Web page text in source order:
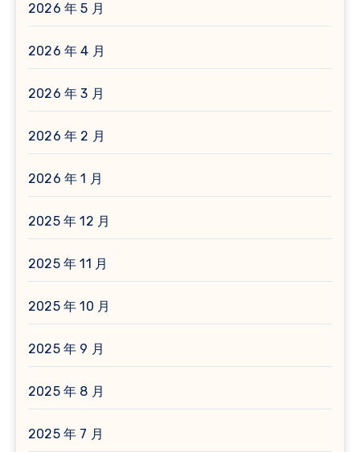
2026 年 5 月
2026 年 4 月
2026 年 3 月
2026 年 2 月
2026 年 1 月
2025 年 12 月
2025 年 11 月
2025 年 10 月
2025 年 9 月
2025 年 8 月
2025 年 7 月